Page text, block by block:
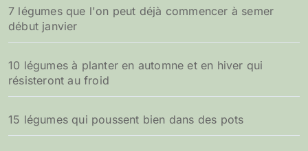
7 légumes que l'on peut déjà commencer à semer
début janvier
10 légumes à planter en automne et en hiver qui
résisteront au froid
15 légumes qui poussent bien dans des pots